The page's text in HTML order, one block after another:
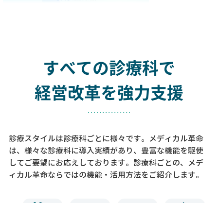
すべての診療科で
経営改革を強力支援
診療スタイルは診療科ごとに様々です。メディカル革命
は、様々な診療科に導入実績があり、 豊富な機能を駆使
してご要望にお応えしております。 診療科ごとの、メデ
ィカル革命ならではの機能・活用方法をご紹介します。